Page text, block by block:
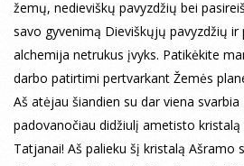
žemų, nedieviškų pavyzdžių bei
savo gyvenimą Dieviškųjų pavyzdžių ir
alchemija netrukus įvyks. Patikėkite
darbo patirtimi pertvarkant Žemės
Aš atėjau šiandien su dar viena
padovanočiau didžiulį ametisto
Tatjanai! Aš palieku šį kristalą Ašramo